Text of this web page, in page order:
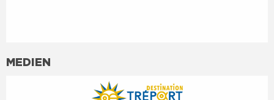
MEDIEN